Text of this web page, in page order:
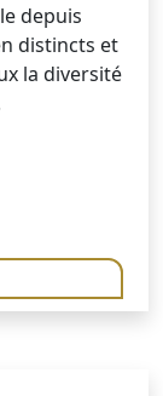
depuis
distincts et
la diversité